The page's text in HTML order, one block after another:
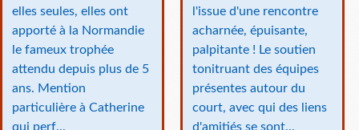
elles seules, elles ont
apporté à la Normandie
le fameux trophée
attendu depuis plus de 5
ans. Mention
particulière à Catherine
qui perf...
l'issue d'une rencontre
acharnée, épuisante,
palpitante ! Le soutien
tonitruant des équipes
présentes autour du
court, avec qui des liens
d'amitiés se sont...